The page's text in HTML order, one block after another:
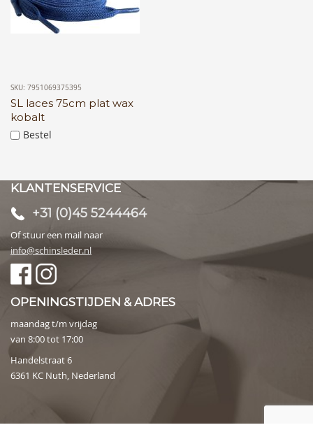
SKU: 7951069375395
SL laces 75cm plat wax
kobalt
Bestel
KLANTENSERVICE
+31 (0)45 5244464
Of stuur een mail naar
info@schinsleder.nl
OPENINGSTIJDEN & ADRES
maandag t/m vrijdag
van 8:00 tot 17:00
Handelstraat 6
6361 KC Nuth, Nederland